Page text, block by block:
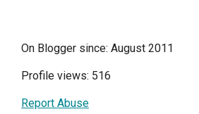
On Blogger since: August 2011
Profile views: 516
Report Abuse